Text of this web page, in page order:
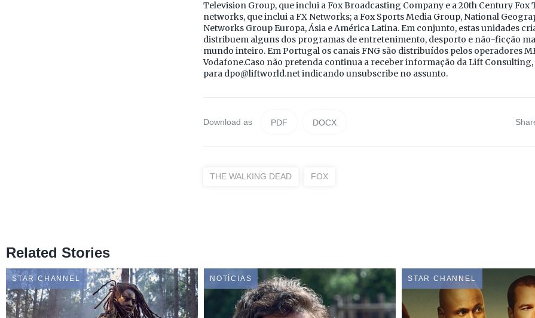
Television Group, que inclui a Fox Broadcasting Company e a 20th Century Fox
networks, que inclui a FX Networks; a Fox Sports Media Group, National
Networks Group Europa, Ásia e América Latina. Em conjunto, estas unidades
distribuem alguns dos programas de entretenimento, desporto e não-ficção
mundo inteiro. Em Portugal os canais FNG são distribuídos pelos operadores
Vodafone.Caso não pretenda continua a receber informação da Lift
para dpo@liftworld.net indicando unsubscribe no assunto.
Download as PDF DOCX
THE WALKING DEAD FOX
Related Stories
STAR CHANNEL NOTÍCIAS STAR CHANNEL